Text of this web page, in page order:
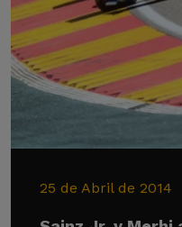
25 de Abril de 2014